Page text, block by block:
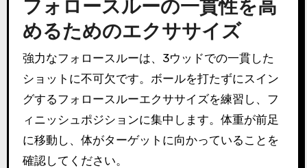
フォロースルーの一貫性を高
めるためのエクササイズ
強力なフォロースルーは、3ウッドでの一貫した
ショットに不可欠です。ボールを打たずにスイン
グするフォロースルーエクササイズを練習し、フ
ィニッシュポジションに集中します。体重が前足
に移動し、体がターゲットに向かっていることを
確認してください。